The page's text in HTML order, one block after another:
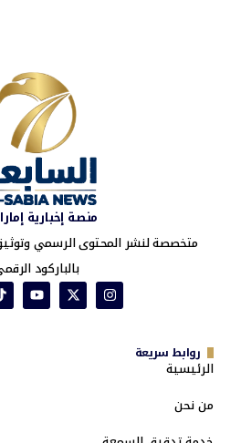
منصة إخبارية
متخصصة لنشر المحتوى الرسمي
بالباركود
روابط سريعة
الرئيسية
من نحن